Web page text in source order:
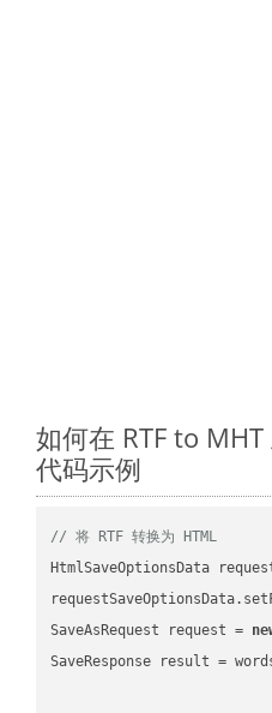
如何在 RTF to
代码示例
// 将 RTF 转换为 HTML
HtmlSaveOptionsData
SaveAsRequest request =
SaveResponse result =